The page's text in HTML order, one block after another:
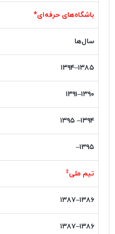
باشگاه‌های حرفه‌ای*
سال‌ها
۱۳۸۵–۱۳۹۴
۱۳۹۰–۱۳۹۱
۱۳۹۴– ۱۳۹۵
۱۳۹۵–
تیم ملی‡
۱۳۸۶–۱۳۸۷
۱۳۸۶–۱۳۸۷